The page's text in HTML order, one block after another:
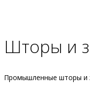
Шторы и
Промышленные шторы и